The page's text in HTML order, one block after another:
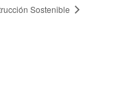
Sostenible